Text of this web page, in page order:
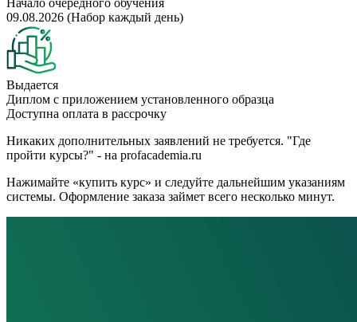
09.08.2026 (Набор каждый день)
Выдается
Диплом с приложением установленного образца
Доступна оплата в рассрочку
Никаких дополнительных заявлений не требуется. "Где
пройти курсы?" - на profacademia.ru
Нажимайте «купить курс» и следуйте дальнейшим указаниям
системы. Оформление заказа займет всего несколько минут.